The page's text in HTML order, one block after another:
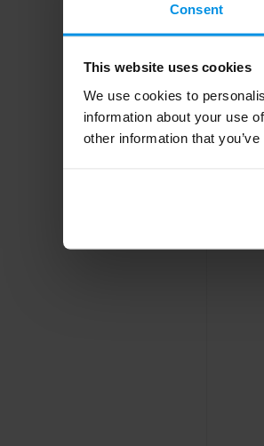
Consent
This website uses cookies
We use cookies to
information about your use
other information that